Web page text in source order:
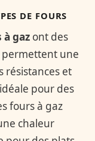
DE FOURS
gaz ont des
permettent une
résistances et
pour des
fours à gaz
chaleur